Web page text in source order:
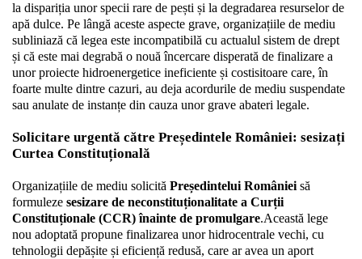
la dispariția unor specii rare de pești și la degradarea resurselor de
apă dulce. Pe lângă aceste aspecte grave, organizațiile de mediu
subliniază că legea este incompatibilă cu actualul sistem de drept
și că este mai degrabă o nouă încercare disperată de finalizare a
unor proiecte hidroenergetice ineficiente și costisitoare care, în
foarte multe dintre cazuri, au deja acordurile de mediu suspendate
sau anulate de instanțe din cauza unor grave abateri legale.
Solicitare urgentă către Președintele României: sesizați
Curtea Constituțională
Organizațiile de mediu solicită Președintelui României să
formuleze sesizare de neconstituționalitate a Curții
Constituționale (CCR) înainte de promulgare.Această lege
nou adoptată propune finalizarea unor hidrocentrale vechi, cu
tehnologii depășite și eficiență redusă, care ar avea un aport